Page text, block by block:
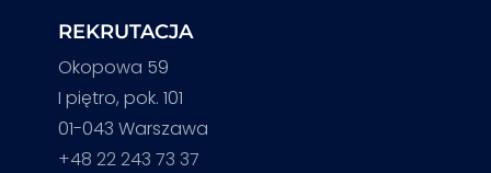
REKRUTACJA
Okopowa 59
I piętro, pok. 101
01-043 Warszawa
+48 22 243 73 37